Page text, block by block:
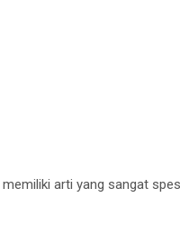
arti yang sangat